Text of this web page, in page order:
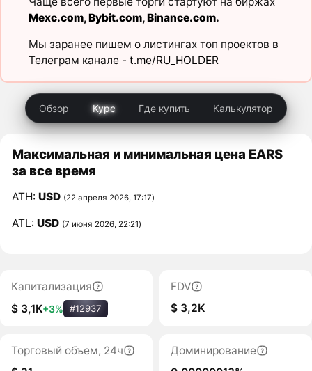
Mexc.com,Bybit.com,Binance.com.
Мы заранее пишем о листингах топ проектов в
Телеграм канале - t.me/RU_HOLDER
Обзор Курс Где купить Калькулятор
Максимальная и минимальная цена EARS
за все время
ATH:USD (22 апреля 2026, 17:17)
ATL:USD (7 июня 2026, 22:21)
Капитализация
$ 3,1K+3% #12937
FDV
$ 3,2K
Торговый объем, 24ч
Доминирование